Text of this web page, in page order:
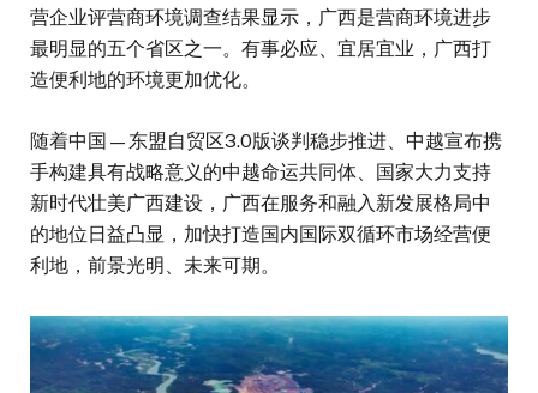
营企业评营商环境调查结果显示，广西是营商环境进步
最明显的五个省区之一。有事必应、宜居宜业，广西打
造便利地的环境更加优化。
随着中国—东盟自贸区3.0版谈判稳步推进、中越宣布携
手构建具有战略意义的中越命运共同体、国家大力支持
新时代壮美广西建设，广西在服务和融入新发展格局中
的地位日益凸显，加快打造国内国际双循环市场经营便
利地，前景光明、未来可期。